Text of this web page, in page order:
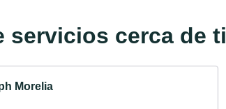
servicios cerca de ti
Morelia